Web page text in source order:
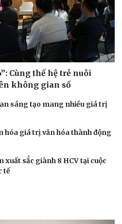
Cùng thế hệ trẻ nuôi
không gian số
sáng tạo mang nhiều giá trị
hóa giá trị văn hóa thành động
xuất sắc giành 8 HCV tại cuộc
tế